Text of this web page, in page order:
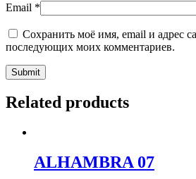
Email *
Сохранить моё имя, email и адрес
последующих моих комментариев.
Related products
ALHAMBRA 07